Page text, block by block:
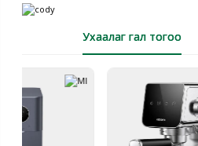
Ухаалаг гал тогоо